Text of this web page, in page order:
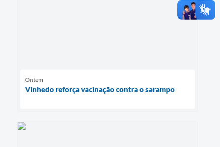
Ontem
Vinhedo reforça vacinação contra o sarampo